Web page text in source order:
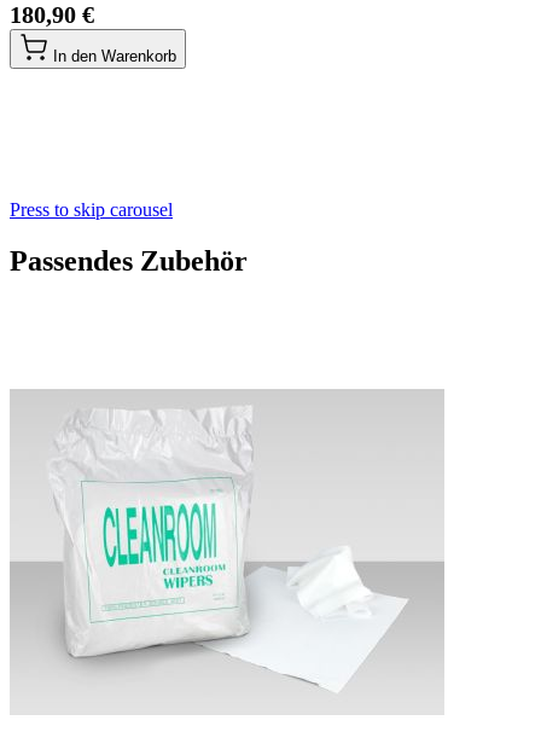
180,90 €
In den Warenkorb
Press to skip carousel
Passendes Zubehör